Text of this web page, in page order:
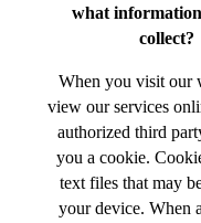
what
collect?
When you visit our
view our services
authorized third
you a cookie.
text files that may
your device. When